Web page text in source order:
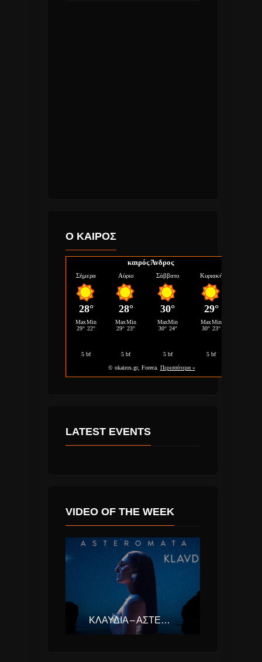
Ο ΚΑΙΡΟΣ
καιρός Άνδρος
LATEST EVENTS
VIDEO OF THE WEEK
ΚΛΑΥΔΊΑ – ΑΣΤΕΡΟΜΆΤΑ (EUROVISION ΕΛΛΆΔΑ 2025)